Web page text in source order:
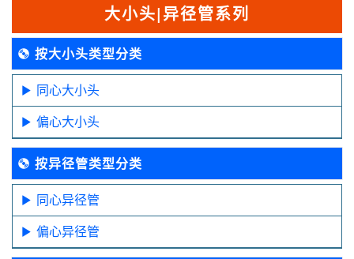
大小头|异径管系列
按大小头类型分类
同心大小头
偏心大小头
按异径管类型分类
同心异径管
偏心异径管